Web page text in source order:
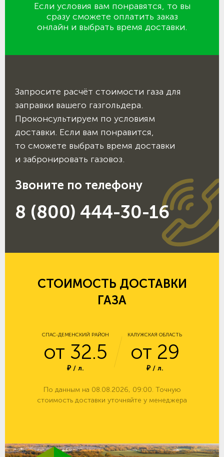
Если условия вам понравятся, то вы
сразу сможете оплатить заказ
онлайн и выбрать время доставки.
Запросите расчёт стоимости газа для
заправки вашего газгольдера.
Проконсультируем по условиям
доставки. Если вам понравится,
то сможете выбрать время доставки
и забронировать газовоз.
Звоните по телефону
8 (800) 444-30-16
СТОИМОСТЬ ДОСТАВКИ
ГАЗА
СПАС-ДЕМЕНСКИЙ РАЙОН
от 32.5
₽ / л.
КАЛУЖСКАЯ ОБЛАСТЬ
от 29
₽ / л.
По данным на 08.08.2026, 09:00. Точную
стоимость доставки уточняйте у менеджера